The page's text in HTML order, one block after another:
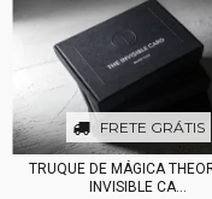
FRETE GRÁTIS
TRUQUE DE MÁGICA
INVISIBLE CA...